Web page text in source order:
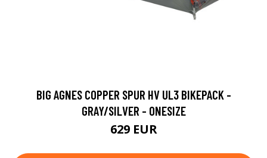
BIG AGNES COPPER SPUR HV UL3 BIKEPACK -
GRAY/SILVER - ONESIZE
629 EUR